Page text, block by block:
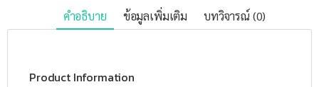
คำอธิบาย ข้อมูลเพิ่มเติม บทวิจารณ์ (0)
Product Information